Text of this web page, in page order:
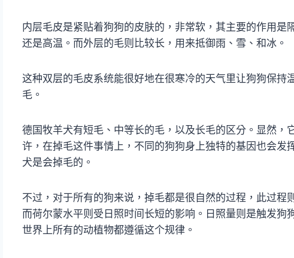
内层毛皮是紧贴着狗狗的皮肤的，非常软，其主要的作用是
还是高温。而外层的毛则比较长，用来抵御雨、雪、和冰。
这种双层的毛皮系统能很好地在很寒冷的天气里让狗狗保持
毛。
德国牧羊犬有短毛、中等长的毛，以及长毛的区分。显然，
许，在掉毛这件事情上，不同的狗狗身上独特的基因也会发
犬是会掉毛的。
不过，对于所有的狗来说，掉毛都是很自然的过程，此过程
而荷尔蒙水平则受日照时间长短的影响。日照量则是触发狗
世界上所有的动植物都遵循这个规律。